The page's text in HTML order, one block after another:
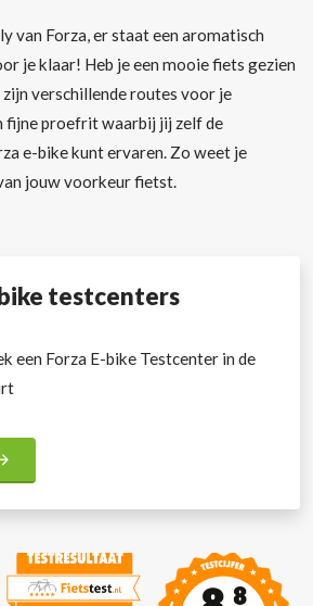
van Forza, er staat een aromatisch
je klaar! Heb je een mooie fiets gezien
verschillende routes voor je
fijne proefrit waarbij jij zelf de
e-bike kunt ervaren. Zo weet je
jouw voorkeur fietst.
testcenters
een Forza E-bike Testcenter in de